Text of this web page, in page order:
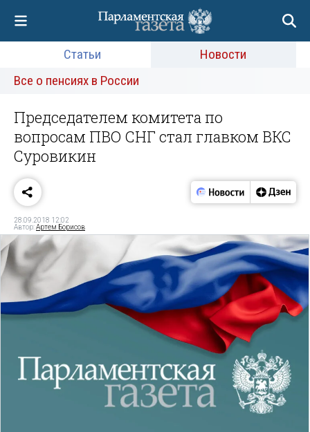
Статьи
Новости
Все о пенсиях в России
Председателем комитета по
вопросам ПВО СНГ стал главком ВКС
Суровикин
28.09.2018 12:02
Автор:Артем Борисов